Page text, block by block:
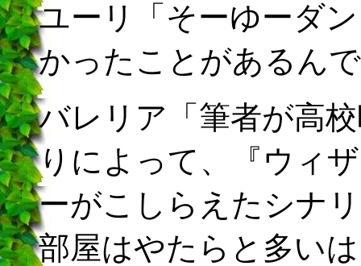
ユーリ「そーゆーダ
かったことがあるん
バレリア「筆者が高
りによって、『ウィ
ーがこしらえたシナ
部屋はやたらと多い